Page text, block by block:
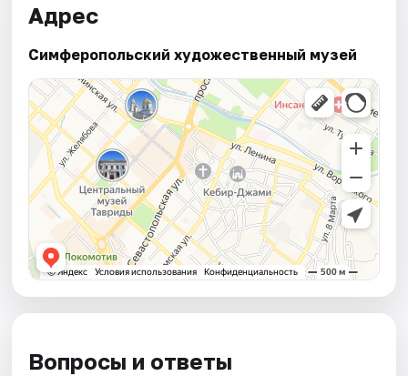
Адрес
Симферопольский художественный музей
Вопросы и ответы